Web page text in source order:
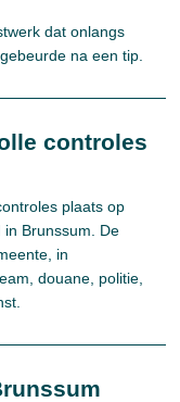
dat onlangs
na een tip.
controles
plaats op
Brunssum. De
in
douane, politie,